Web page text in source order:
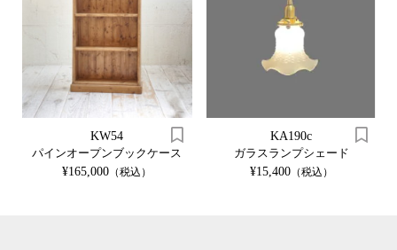
KW54
パインオープンブックケース
¥165,000 （税込）
KA190c
ガラスランプシェード
¥15,400（税込）